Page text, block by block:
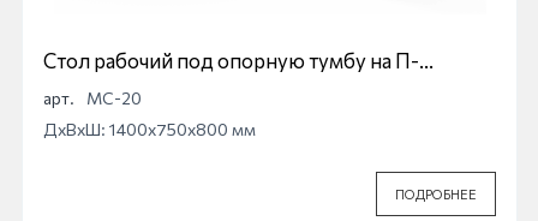
Стол рабочий под опорную тумбу на П-
образной опоре Магна МС-20
арт.
МС-20
ДхВхШ: 1400x750x800 мм
ПОДРОБНЕЕ